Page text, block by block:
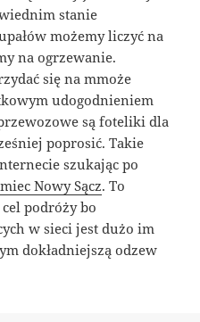
stanie
możemy liczyć na
na ogrzewanie.
się na mmoże
udogodnieniem
są foteliki dla
poprosić. Takie
szukając po
Nowy Sącz. To
podróży bo
w sieci jest dużo im
dokładniejszą odzew